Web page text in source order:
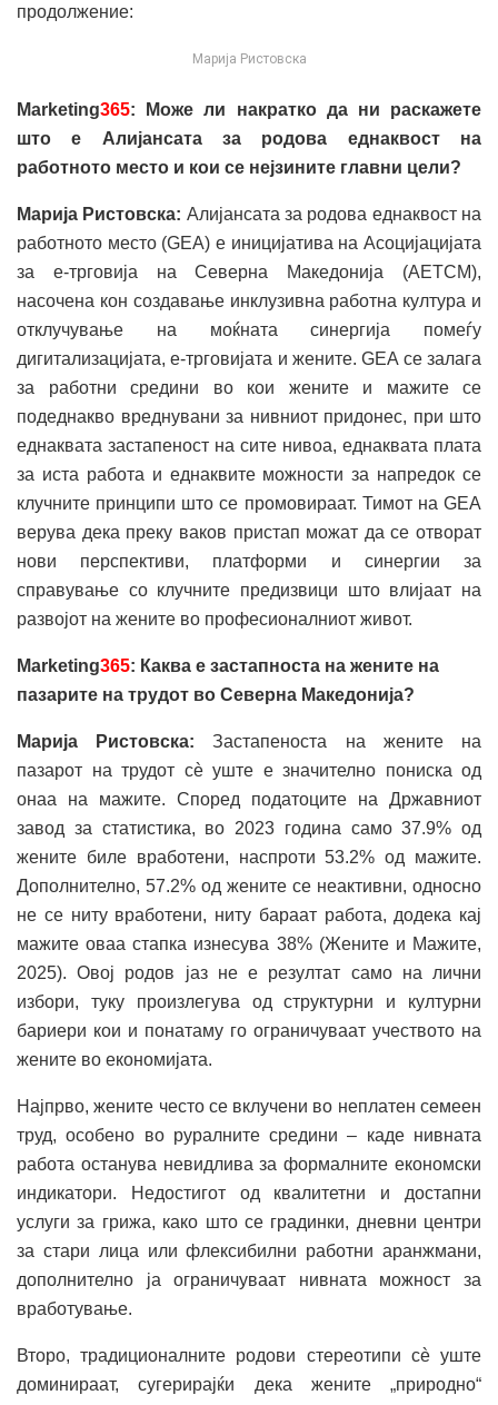
продолжение:
Марија Ристовска
Marketing365: Може ли накратко да ни раскажете
што е Алијансата за родова еднаквост на
работното место и кои се нејзините главни цели?
Марија Ристовска: Алијансата за родова еднаквост на
работното место (GEA) е иницијатива на Асоцијацијата
за е-трговија на Северна Македонија (АЕТСМ),
насочена кон создавање инклузивна работна култура и
отклучување на моќната синергија помеѓу
дигитализацијата, е-трговијата и жените. GEA се залага
за работни средини во кои жените и мажите се
подеднакво вреднувани за нивниот придонес, при што
еднаквата застапеност на сите нивоа, еднаквата плата
за иста работа и еднаквите можности за напредок се
клучните принципи што се промовираат. Тимот на GEA
верува дека преку ваков пристап можат да се отворат
нови перспективи, платформи и синергии за
справување со клучните предизвици што влијаат на
развојот на жените во професионалниот живот.
Marketing365: Каква e застапноста на жените на
пазарите на трудот во Северна Македонија?
Марија Ристовска:Застапеноста на жените на
пазарот на трудот сè уште е значително пониска од
онаа на мажите. Според податоците на Државниот
завод за статистика, во 2023 година само 37.9% од
жените биле вработени, наспроти 53.2% од мажите.
Дополнително, 57.2% од жените се неактивни, односно
не се ниту вработени, ниту бараат работа, додека кај
мажите оваа стапка изнесува 38% (Жените и Мажите,
2025).Овој родов јаз не е резултат само на лични
избори, туку произлегува од структурни и културни
бариери кои и понатаму го ограничуваат учеството на
жените во економијата.
Најпрво, жените често се вклучени во неплатен семеен
труд, особено во руралните средини – каде нивната
работа останува невидлива за формалните економски
индикатори. Недостигот од квалитетни и достапни
услуги за грижа, како што се градинки, дневни центри
за стари лица или флексибилни работни аранжмани,
дополнително ја ограничуваат нивната можност за
вработување.
Второ, традиционалните родови стереотипи сè уште
доминираат, сугерирајќи дека жените „природно“